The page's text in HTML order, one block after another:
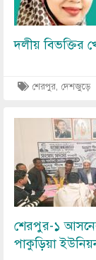
দলীয় বিভক্তির
শেরপুর, দেশজুড়ে
শেরপুর-১ আসনের
পাকুড়িয়া